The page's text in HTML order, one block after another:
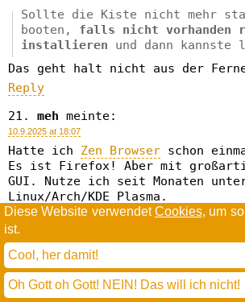
Diese Website verwendetCookies, um
ist.
Cool, her damit!
Oh Gott oh Gott! NEIN! Das will ich nicht!
Sollte die Kiste nicht mehr
booten, falls nicht vorhanden
installieren und dann kannste
Das geht halt nicht aus der
Reply
meh meinte:
10.9.2025 at 18:07
Hatte ich Zen Browser schon
Es ist Firefox! Aber mit
GUI. Nutze ich seit Monaten
Linux/Arch/KDE Plasma.
yay -S zen-browser-bin
Es gab im AUR im Juli eine
ähnlichen Paketnamen wie
Browserpakete (u.a. Firefox und
hat, die war nach zwei Tagen